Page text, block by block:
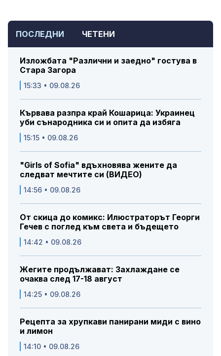
ПОСЛЕДНИ ЧЕТЕНИ
Изложбата "Различни и заедно" гостува в
Стара Загора
15:33 • 09.08.26
Кървава разпра край Кошарица: Украинец
уби сънародника си и опита да избяга
15:15 • 09.08.26
"Girls of Sofia" вдъхновява жените да
следват мечтите си (ВИДЕО)
14:56 • 09.08.26
От скица до комикс: Илюстраторът Георги
Гечев с поглед към света и бъдещето
14:42 • 09.08.26
Жегите продължават: Захлаждане се
очаква след 17-18 август
14:25 • 09.08.26
Рецепта за хрупкави панирани миди с вино
и лимон
14:10 • 09.08.26